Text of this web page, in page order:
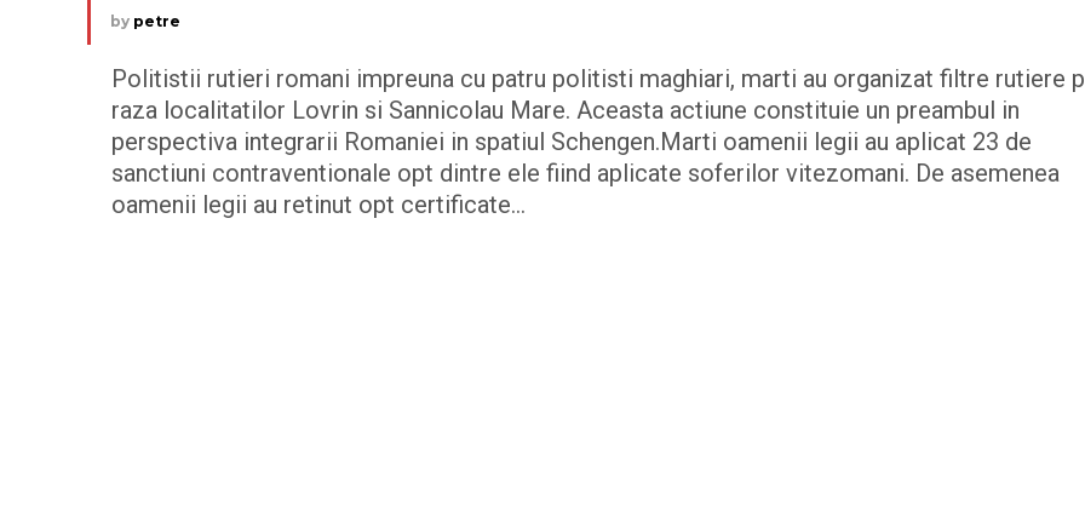
by petre
Politistii rutieri romani impreuna cu patru politisti maghiari, marti au organizat filtre rutiere
raza localitatilor Lovrin si Sannicolau Mare. Aceasta actiune constituie un preambul in
perspectiva integrarii Romaniei in spatiul Schengen.Marti oamenii legii au aplicat 23 de
sanctiuni contraventionale opt dintre ele fiind aplicate soferilor vitezomani. De asemenea
oamenii legii au retinut opt certificate…